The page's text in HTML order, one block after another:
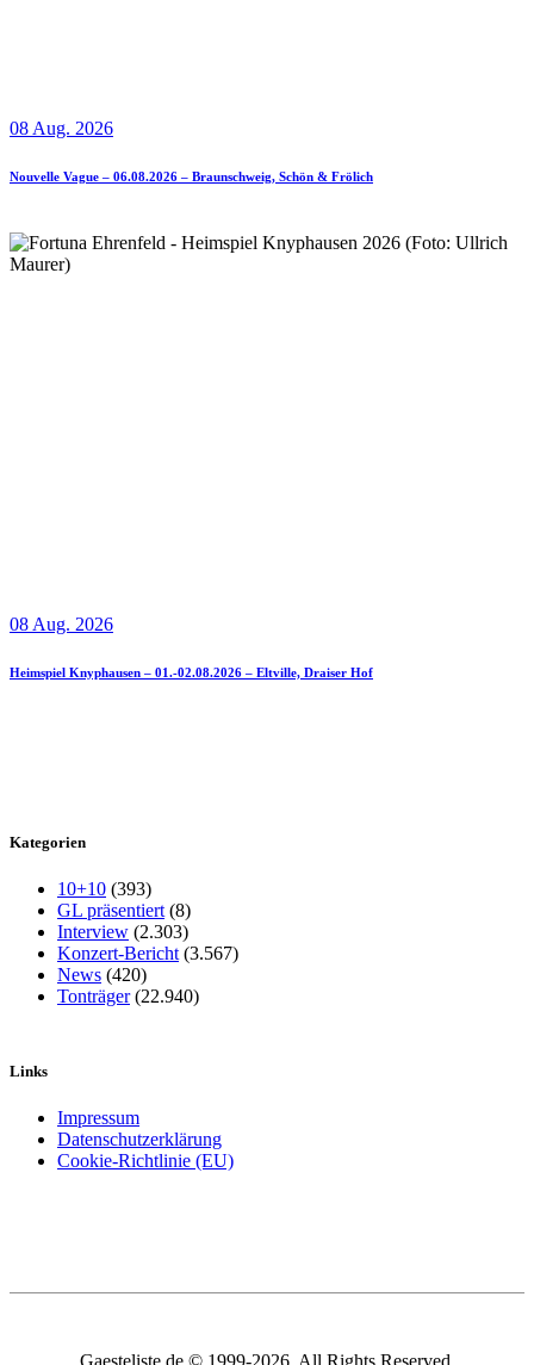
08 Aug. 2026
Nouvelle Vague – 06.08.2026 – Braunschweig, Schön & Frölich
08 Aug. 2026
Heimspiel Knyphausen – 01.-02.08.2026 – Eltville, Draiser Hof
Kategorien
10+10 (393)
GL präsentiert (8)
Interview (2.303)
Konzert-Bericht (3.567)
News (420)
Tonträger(22.940)
Links
Impressum
Datenschutzerklärung
Cookie-Richtlinie (EU)